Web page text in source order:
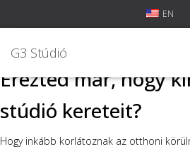
EN
G3 Stúdió
Érezted már, hogy
stúdió kereteit?
Hogy inkább korlátoznak az otthoni